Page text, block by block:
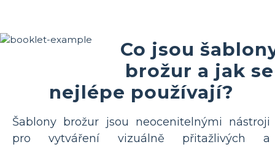
Co jsou
brožur a jak se
nejlépe používají?
Šablony brožur jsou neocenitelnými nástroji
pro vytváření vizuálně přitažlivých a